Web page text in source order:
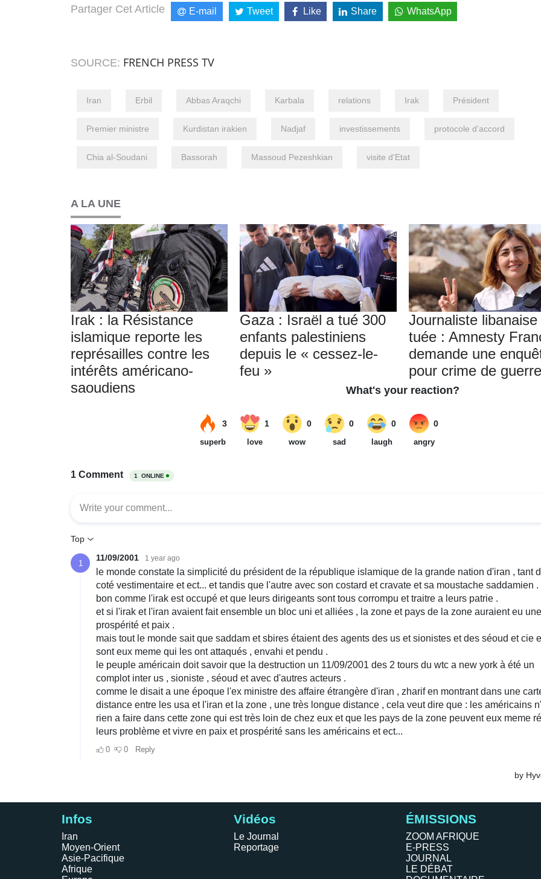
Partager Cet Article E-mail Tweet Like Share WhatsApp
SOURCE: FRENCH PRESS TV
Iran Erbil Abbas Araqchi Karbala relations Irak Président
Premier ministre Kurdistan irakien Nadjaf investissements protocole d’accord
Chia al-Soudani Bassorah Massoud Pezeshkian visite d'Etat
A LA UNE
Irak : la Résistance
islamique reporte les
représailles contre les
intérêts américano-
saoudiens
Gaza : Israël a tué 300
enfants palestiniens
depuis le « cessez-le-
feu »
Journaliste libanaise
tuée : Amnesty
demande une
pour crime de guerre
Infos
Iran
Moyen-Orient
Asie-Pacifique
Afrique
Vidéos
Le Journal
Reportage
ÉMISSIONS
ZOOM AFRIQUE
E-PRESS
JOURNAL
LE DÉBAT